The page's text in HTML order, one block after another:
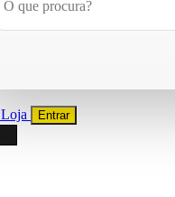
Loja Entrar